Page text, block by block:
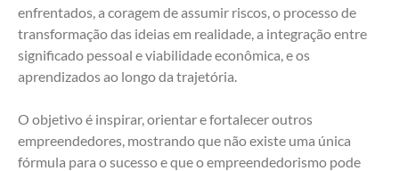
enfrentados, a coragem de assumir riscos, o processo de
transformação das ideias em realidade, a integração entre
significado pessoal e viabilidade econômica, e os
aprendizados ao longo da trajetória.
O objetivo é inspirar, orientar e fortalecer outros
empreendedores, mostrando que não existe uma única
fórmula para o sucesso e que o empreendedorismo pode